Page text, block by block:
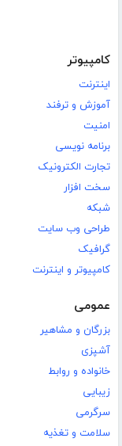
کامپیوتر
اینترنت
آموزش و ترفند
امنیت
برنامه نویسی
تجارت الکترونیک
سخت افزار
شبکه
طراحی وب سایت
گرافیک
کامپیوتر و اینترنت
عمومی
بزرگان و مشاهیر
آشپزی
خانواده و روابط
زیبایی
سرگرمی
سلامت و تغذیه